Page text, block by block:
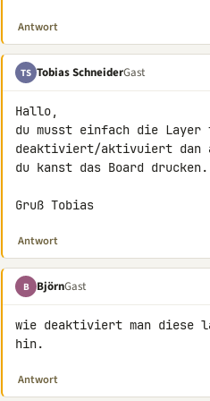
Antwort
TS Tobias SchneiderGast
Hallo,
du musst einfach die Layer
deaktiviert/aktivuiert dan
du kanst das Board drucken.
Gruß Tobias
Antwort
B BjörnGast
wie deaktiviert man diese
hin.
Antwort